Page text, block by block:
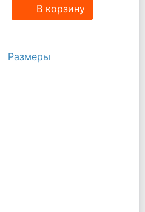
В корзину
Размеры